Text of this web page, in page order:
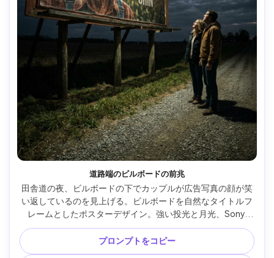
道路端のビルボードの前兆
田舎道の夜、ビルボードの下でカップルが広告写真の顔が笑
い返しているのを見上げる。ビルボードを自然なタイトルフ
レームとしたポスターデザイン。強い投光と月光、Sony
A7IV・28mm f/2、ワイド構図、不穏な雰囲気、リアルな影と
肌、粒状感、高解像度、架空映画タイトルをビルボードに組
み込み、300dpi印刷対応 --ar 4:5
プロンプトをコピー